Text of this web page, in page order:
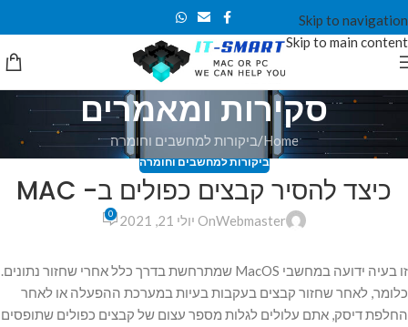
Skip to navigation
Skip to main content
סקירות ומאמרים
Home ביקורות למחשבים וחומרה
ביקורות למחשבים וחומרה
כיצד להסיר קבצים כפולים ב- MAC
WebmasterOn יולי 21, 2021 0
זו בעיה ידועה במחשבי MacOS שמתרחשת בדרך כלל אחרי שחזור נתונים.
כלומר, לאחר שחזור קבצים בעקבות בעיות במערכת ההפעלה או לאחר
החלפת דיסק, אתם עלולים לגלות מספר עצום של קבצים כפולים שתופסים